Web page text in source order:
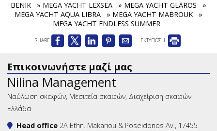
BENIK
» MEGA YACHT LEXSEA » MEGA YACHT GLAROS
»
MEGA YACHT AQUA LIBRA
» MEGA YACHT MABROUK
»
MEGA YACHT ENDLESS SUMMER
SHARE ΕΚΤΥΠΩΣΗ
Επικοινωνήστε μαζί μας
Nilina Management
Ναύλωση σκαφών, Μεσιτεία σκαφών, Διαχείριση σκαφών
Ελλάδα
Head office 2A Ethn. Makariou & Poseidonos Av., 17455